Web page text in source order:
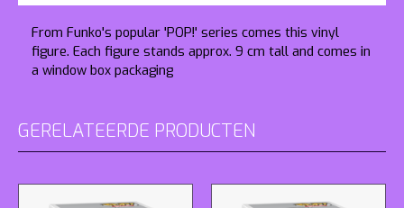
From Funko's popular 'POP!' series comes this vinyl
figure. Each figure stands approx. 9 cm tall and comes in
a window box packaging
GERELATEERDE PRODUCTEN